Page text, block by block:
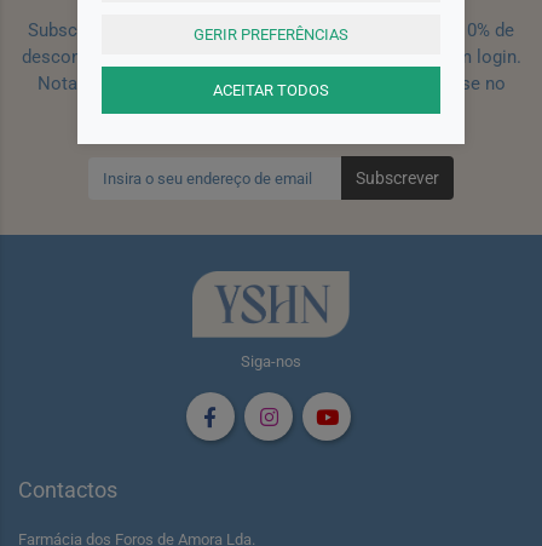
Subscreva a nossa newsletter e receba um cupão de 10% de
desconto para a sua próxima encomenda efetuada com login.
Nota: Para receber o cupão deverá primeiro registar-se no
site!Registar
Subscrever
Siga-nos
Contactos
Farmácia dos Foros de Amora Lda.
GERIR PREFERÊNCIAS
ACEITAR TODOS